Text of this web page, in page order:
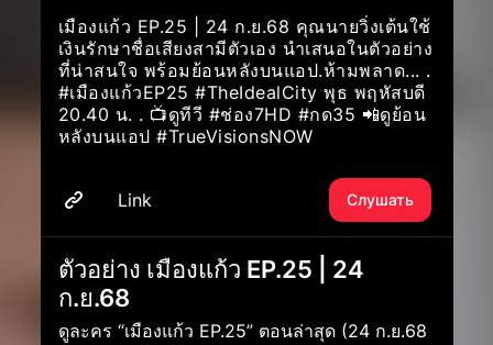
เมืองแก้ว EP.25 | 24 ก.ย.68 คุณนายวิ่งเต้นใช้
เงินรักษาชื่อเสียงสามีตัวเอง นำเสนอในตัวอย่าง
ที่น่าสนใจ พร้อมย้อนหลังบนแอป.ห้ามพลาด... .
#เมืองแก้วEP25 #TheIdealCity พุธ พฤหัสบดี
20.40 น. . 📺ดูทีวี #ช่อง7HD #กด35 📲ดูย้อน
หลังบนแอป #TrueVisionsNOW
Link Слушать
ตัวอย่าง เมืองแก้ว EP.25 | 24
ก.ย.68
ดูละคร “เมืองแก้ว EP.25” ตอนล่าสุด (24 ก.ย.68